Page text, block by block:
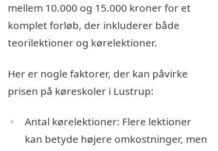
mellem 10.000 og 15.000 kroner for et
komplet forløb, der inkluderer både
teorilektioner og kørelektioner.
Her er nogle faktorer, der kan påvirke
prisen på køreskoler i Lustrup:
Antal kørelektioner: Flere lektioner
kan betyde højere omkostninger, men